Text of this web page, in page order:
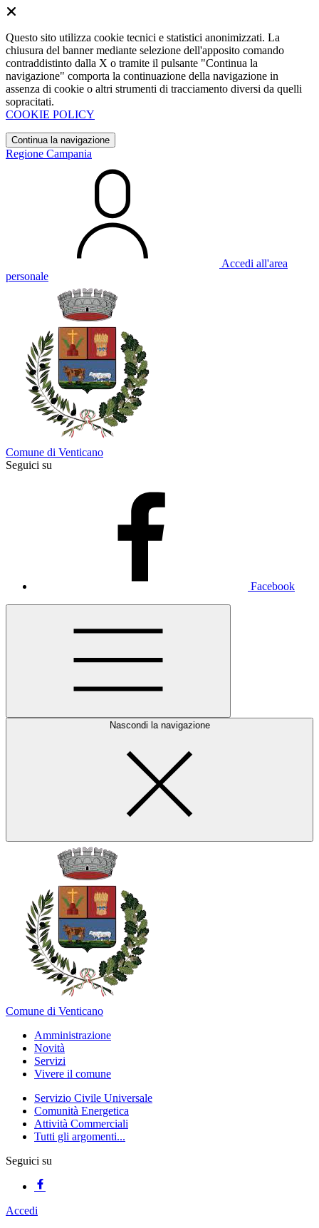
Questo sito utilizza cookie tecnici e statistici anonimizzati. La
chiusura del banner mediante selezione dell'apposito comando
contraddistinto dalla X o tramite il pulsante "Continua la
navigazione" comporta la continuazione della navigazione in
assenza di cookie o altri strumenti di tracciamento diversi da quelli
sopracitati.
COOKIE POLICY
Continua la navigazione
Regione Campania
Accedi all'area
personale
Comune di Venticano
Seguici su
Facebook
Nascondi la navigazione
Comune di Venticano
Amministrazione
Novità
Servizi
Vivere il comune
Servizio Civile Universale
Comunità Energetica
Attività Commerciali
Tutti gli argomenti...
Seguici su
Accedi